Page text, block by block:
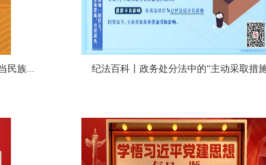
民族... 纪法百科丨政务处分法中的“主动采取措